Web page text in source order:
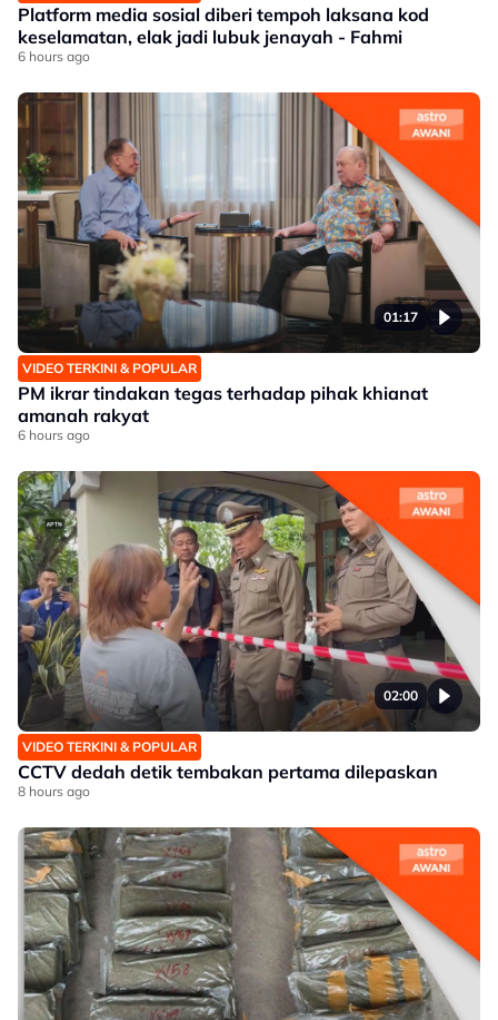
Platform media sosial diberi tempoh laksana kod
keselamatan, elak jadi lubuk jenayah - Fahmi
6 hours ago
01:17
VIDEO TERKINI & POPULAR
PM ikrar tindakan tegas terhadap pihak khianat
amanah rakyat
6 hours ago
02:00
VIDEO TERKINI & POPULAR
CCTV dedah detik tembakan pertama dilepaskan
8 hours ago